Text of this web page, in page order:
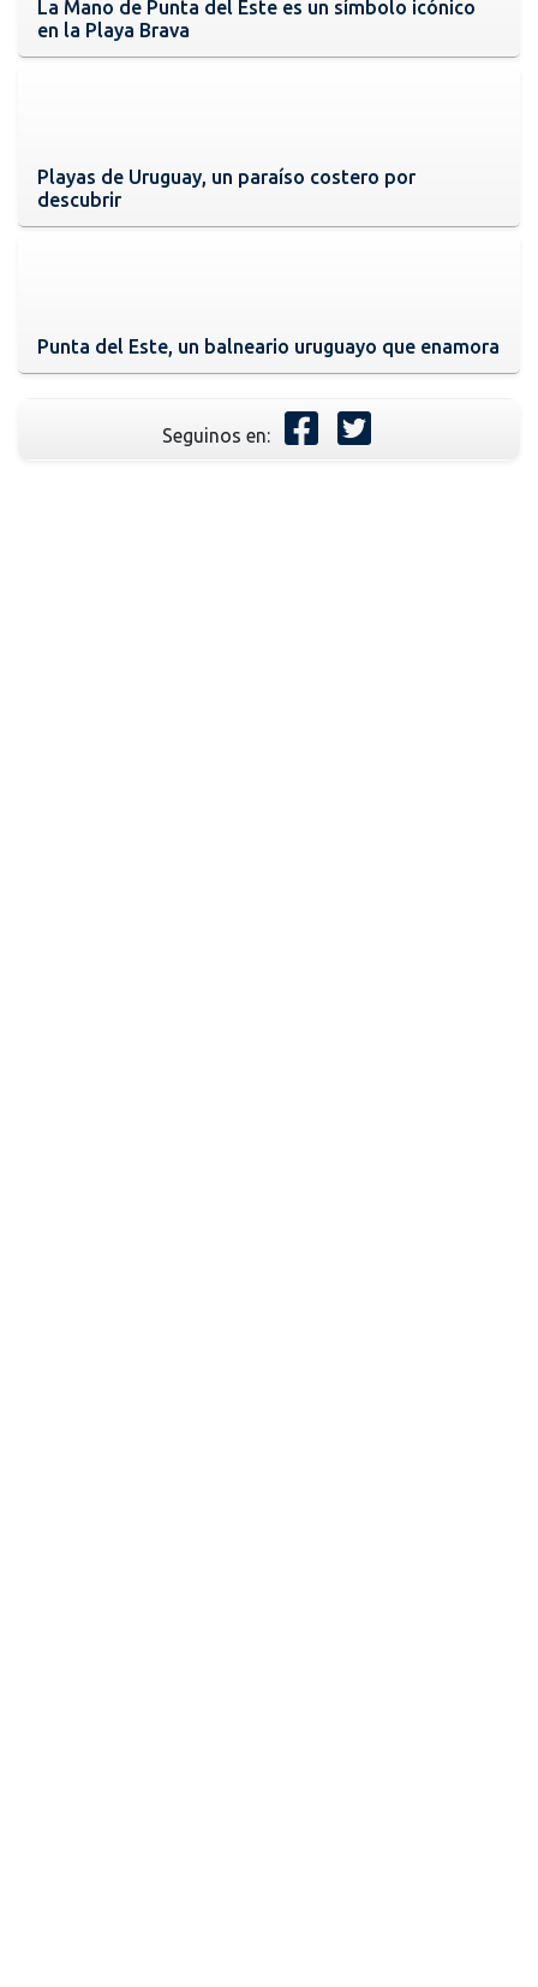
La Mano de Punta del Este es un símbolo icónico
en la Playa Brava
Playas de Uruguay, un paraíso costero por
descubrir
Punta del Este, un balneario uruguayo que enamora
Seguinos en: